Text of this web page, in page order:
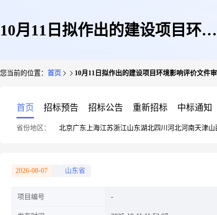
10月11日拟作出的建设项目环境
您当前的位置： 首页 10月11日拟作出的建设项目环境影响评价文件
首页 招标预告 招标公告 重新招标 中标通知
省份地区： 北京广东 上海江苏浙江山东湖北四川 河北河南天津山
2026-08-07 山东省
项目编号